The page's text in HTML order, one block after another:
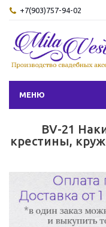
+7(903)757-94-02
МЕНЮ
BV-21
крестины,